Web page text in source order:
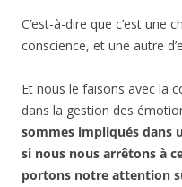
C’est-à-dire que c’est une
conscience, et une autre
Et nous le faisons avec la
dans la gestion des
sommes impliqués dans
si nous nous arrêtons à
portons notre attention